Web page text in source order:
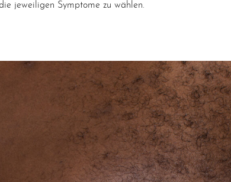
jeweiligen Symptome zu wählen.